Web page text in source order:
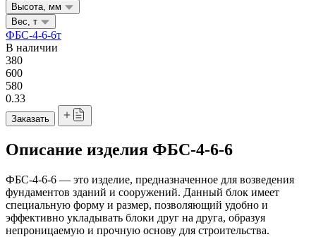
Высота, мм
Вес, т
ФБС-4-6-6т
В наличии
380
600
580
0.33
Заказать
Описание изделия ФБС-4-6-6
ФБС-4-6-6 — это изделие, предназначенное для возведения
фундаментов зданий и сооружений. Данный блок имеет
специальную форму и размер, позволяющий удобно и
эффективно укладывать блоки друг на друга, образуя
непроницаемую и прочную основу для строительства.